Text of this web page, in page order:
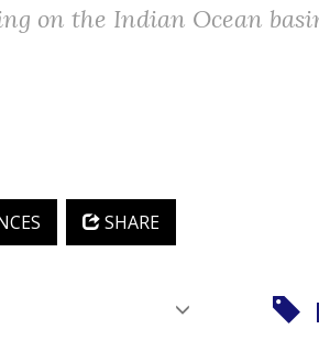
on the Indian Ocean
SHARE